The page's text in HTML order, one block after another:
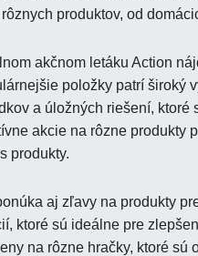
produktov, od
akčnom letáku Action
položky patrí široký
a úložných riešení,
akcie na rôzne produkty
produkty.
aj zľavy na produkty
ktoré sú ideálne pre
na rôzne hračky, ktoré